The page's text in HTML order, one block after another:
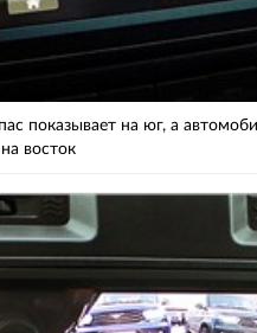
показывает на юг, а
восток